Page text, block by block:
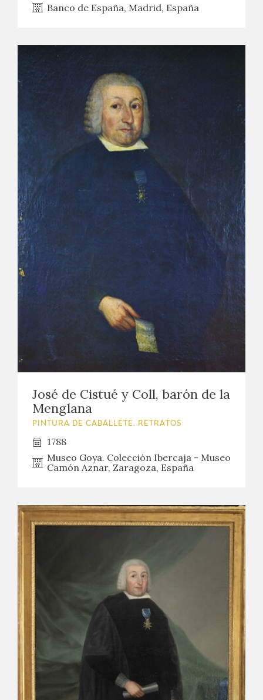
Banco de España, Madrid, España
José de Cistué y Coll, barón de la
Menglana
PINTURA DE CABALLETE. RETRATOS
1788
Museo Goya. Colección Ibercaja - Museo
Camón Aznar, Zaragoza, España